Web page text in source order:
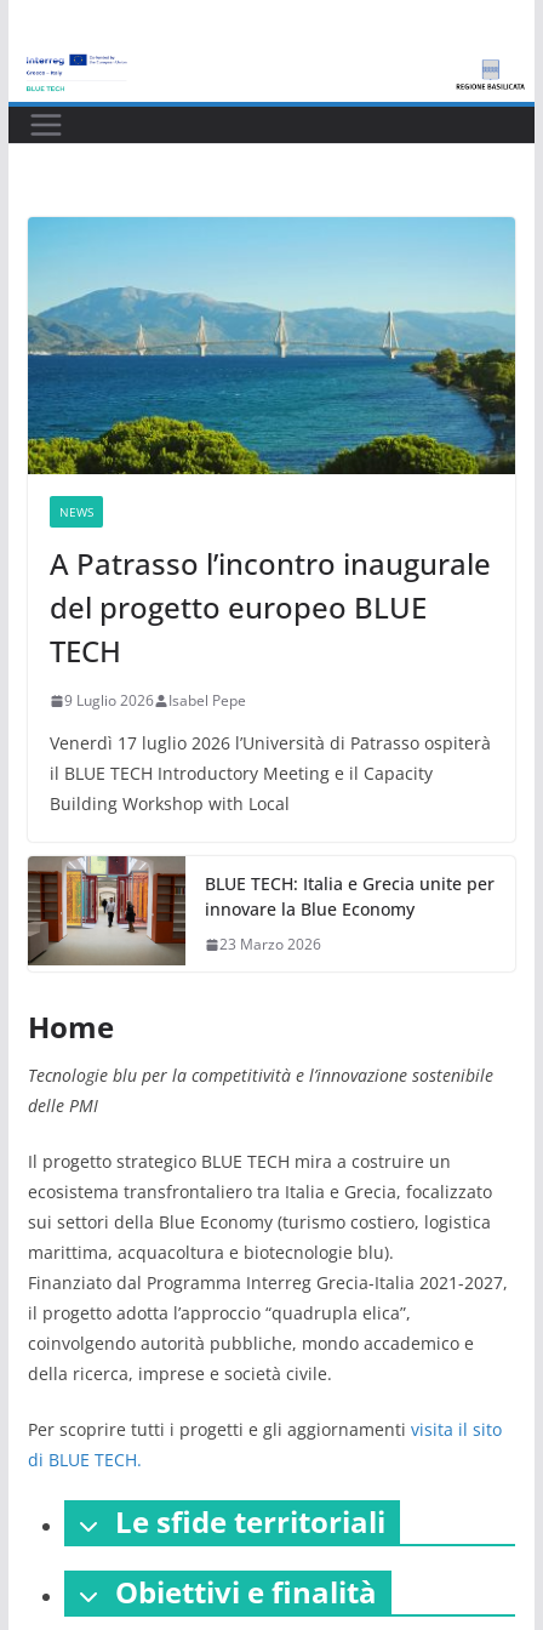
contenuto
NEWS
A Patrasso l’incontro inaugurale
del progetto europeo BLUE
TECH
9 Luglio 2026 Isabel Pepe
Venerdì 17 luglio 2026 l’Università di Patrasso ospiterà
il BLUE TECH Introductory Meeting e il Capacity
Building Workshop with Local
BLUE TECH: Italia e Grecia unite per
innovare la Blue Economy
23 Marzo 2026
Home
Tecnologie blu per la competitività e l’innovazione sostenibile
delle PMI
Il progetto strategico BLUE TECH mira a costruire un
ecosistema transfrontaliero tra Italia e Grecia, focalizzato
sui settori della Blue Economy (turismo costiero, logistica
marittima, acquacoltura e biotecnologie blu).
Finanziato dal Programma Interreg Grecia-Italia 2021-2027,
il progetto adotta l’approccio “quadrupla elica”,
coinvolgendo autorità pubbliche, mondo accademico e
della ricerca, imprese e società civile.
Per scoprire tutti i progetti e gli aggiornamenti visita il sito
di BLUE TECH.
Le sfide territoriali
Obiettivi e finalità